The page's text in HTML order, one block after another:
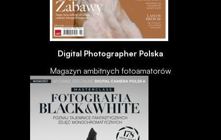
Digital Photographer Polska
Magazyn ambitnych fotoamatorów